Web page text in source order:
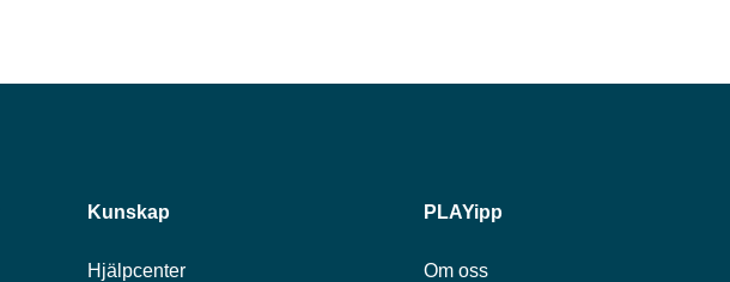
Kunskap
Hjälpcenter
PLAYipp
Om oss